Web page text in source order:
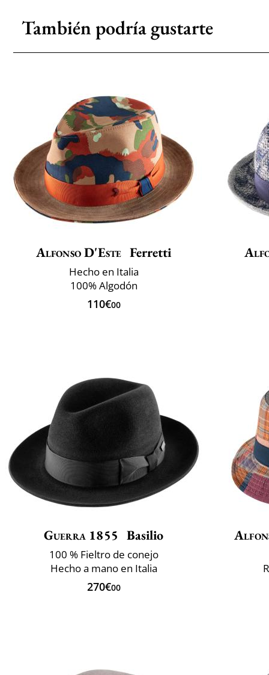
También podría gustarte
Alfonso D'Este Ferretti
Hecho en Italia
100% Algodón
110€00
Guerra 1855 Basilio
100 % Fieltro de conejo
Hecho a mano en Italia
270€00